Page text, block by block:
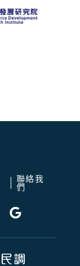
聯絡我
們